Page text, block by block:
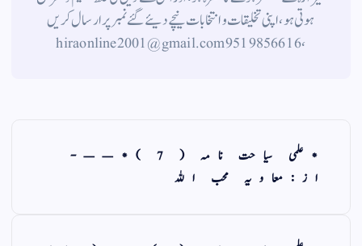
ہوتی ہو، اپنی تخلیقات و انتخابات نیچے دیئے گئے نمبر پر ارسال کریں
، 9519856616 hiraonline2001@gmail.com
*علمی سیاحت نامہ ( 7 )*——-
از:معاویہ محب اللہ